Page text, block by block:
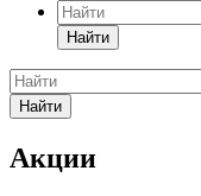
Найти
Найти
Акции